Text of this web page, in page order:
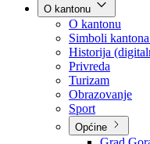
Planovi
Značajni
O kantonu
O kantonu
Simboli kantona
Historija
Privreda
Turizam
Obrazovanje